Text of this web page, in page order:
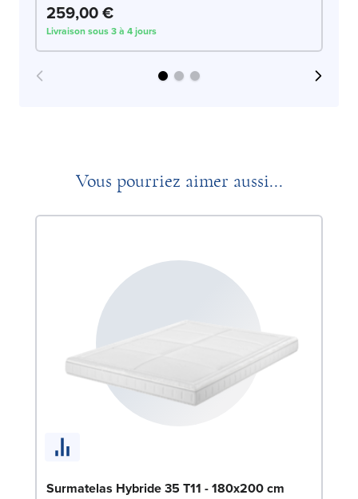
259,00 €
Livraison sous 3 à 4 jours
Vous pourriez aimer aussi...
Surmatelas Hybride 35 T11 - 180x200 cm